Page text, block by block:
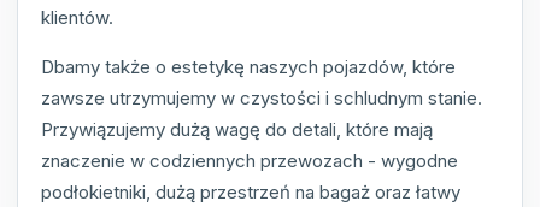
klientów.
Dbamy także o estetykę naszych pojazdów, które
zawsze utrzymujemy w czystości i schludnym stanie.
Przywiązujemy dużą wagę do detali, które mają
znaczenie w codziennych przewozach - wygodne
podłokietniki, dużą przestrzeń na bagaż oraz łatwy